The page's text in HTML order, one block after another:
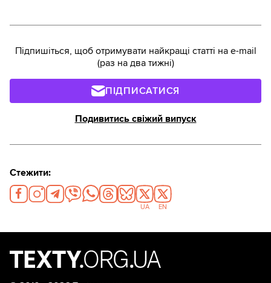
Підпишіться, щоб отримувати найкращі статті на e-mail
(раз на два тижні)
ПІДПИСАТИСЯ
Подивитись свіжий випуск
Стежити:
UA EN